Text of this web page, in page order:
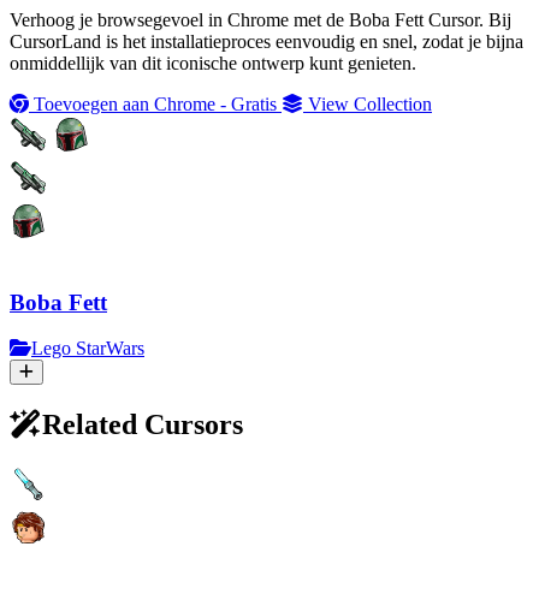
Verhoog je browsegevoel in Chrome met de Boba Fett Cursor. Bij
CursorLand is het installatieproces eenvoudig en snel, zodat je bijna
onmiddellijk van dit iconische ontwerp kunt genieten.
Toevoegen aan Chrome - Gratis
View Collection
Boba Fett
Lego StarWars
Related Cursors